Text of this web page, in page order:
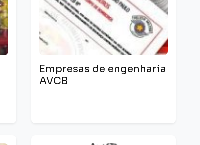
Empresas de engenharia
AVCB